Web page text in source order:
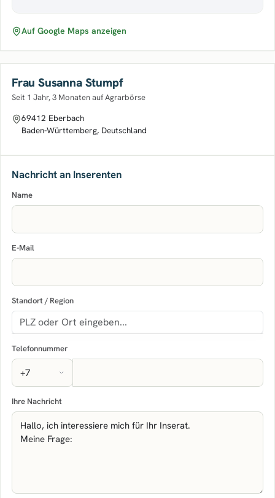
Auf Google Maps anzeigen
Frau Susanna Stumpf
Seit 1 Jahr, 3 Monaten auf Agrarbörse
69412 Eberbach
Baden-Württemberg, Deutschland
Nachricht an Inserenten
Name
E-Mail
Standort / Region
Telefonnummer
Ihre Nachricht